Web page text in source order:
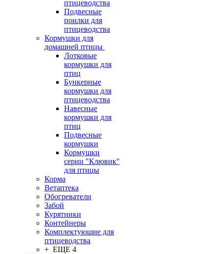
птицеводства
Подвесные
поилки для
птицеводства
Кормушки для
домашней птицы
Лотковые
кормушки для
птиц
Бункерные
кормушки для
птицеводства
Навесные
кормушки для
птиц
Подвесные
кормушки
Кормушки
серии "Клювик"
для птицы
Корма
Ветаптека
Обогреватели
Забой
Курятники
Контейнеры
Комплектующие для
птицеводства
+ ЕЩЕ 4